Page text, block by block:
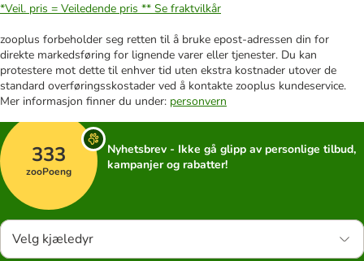
*Veil. pris = Veiledende pris ** Se fraktvilkår
zooplus forbeholder seg retten til å bruke epost-adressen din for
direkte markedsføring for lignende varer eller tjenester. Du kan
protestere mot dette til enhver tid uten ekstra kostnader utover de
standard overføringsskostader ved å kontakte zooplus kundeservice.
Mer informasjon finner du under: personvern
333
zooPoeng
Nyhetsbrev - Ikke gå glipp av personlige tilbud,
kampanjer og rabatter!
Velg kjæledyr